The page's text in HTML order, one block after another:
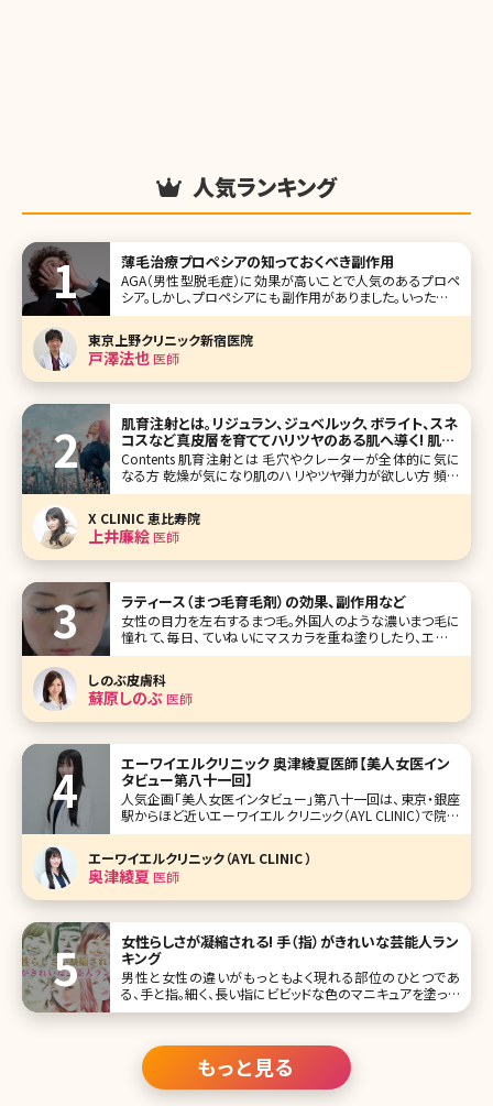
人気ランキング
薄毛治療プロペシアの知っておくべき副作用
AGA（男性型脱毛症）に効果が高いことで人気のあるプロペ
シア。しかし、プロペシアにも副作用がありました。いったいど
んな副作用があり、どんなことに気を付ける必要があるので
しょうか?詳しくご紹介していきます。 プロペシアってこんな薬
プロペシアはAGA（男性型脱毛症）の治療薬（錠剤）で、プロ
ペ
東京上野クリニック新宿医院
戸澤法也医師
肌育注射とは。リジュラン、ジュベルック、ボライト、スネ
コスなど真皮層を育ててハリツヤのある肌へ導く! 肌の
お悩みごとに解説
Contents 肌育注射とは 毛穴やクレーターが全体的に気に
なる方 乾燥が気になり肌のハリやツヤ弾力が欲しい方 頻繁
にケアできないので持続重視の方 目元のケアだけピンポイ
ントで行いたい方 まとめ 赤ちゃんのようなもちもちっとした
弾力のある柔らかい肌になりたい!一度で
X CLINIC 恵比寿院
上井廉絵医師
ラティース（まつ毛育毛剤）の効果、副作用など
女性の目力を左右するまつ毛。外国人のような濃いまつ毛に
憧れて、毎日、ていねいにマスカラを重ね塗りしたり、エクス
テをつけて目力をアップさせているという方もいるのではな
いでしょうか。とはいえ、このようなまつ毛ケアに力を入れす
ぎると、かえってまつ毛を傷めてしまい、まつ毛が薄くなった
り、細くなったりすること
しのぶ皮膚科
蘇原しのぶ医師
エーワイエルクリニック 奥津綾夏医師【美人女医イン
タビュー第八十一回】
人気企画「美人女医インタビュー」第八十一回は、東京・銀座
駅からほど近いエーワイエルクリニック（AYL CLINIC）で院長
を務める奥津綾夏（おくつ あやか）先生です。 扉を開けると
広がる、こだわり抜かれた絶妙な紫の空間と花。顔回りの外
科手術をメインに据え、お顔全体のバランスをトータルに任
せられ
エーワイエルクリニック（AYL CLINIC ）
奥津綾夏 医師
女性らしさが凝縮される! 手（指）がきれいな芸能人ラン
キング
男性と女性の違いがもっともよく現れる部位のひとつであ
る、手と指。細く、長い指にビビッドな色のマニキュアを塗って
いるきれいな女性は、女性から見てもドキッとする瞬間があ
せない美しい手肌を保つためには美容皮膚科で行われてい
る施術が有効です。手もっと見る